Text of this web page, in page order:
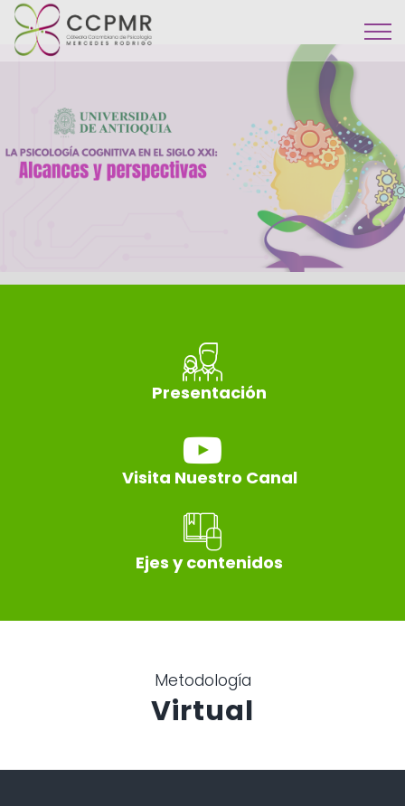
Presentación
Visita Nuestro Canal
Ejes y contenidos
Metodología
Virtual